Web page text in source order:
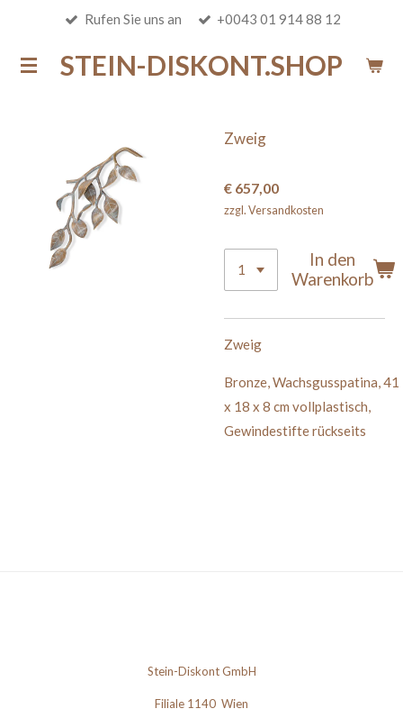
springenSTEIN-DISKONT.SHOP
Rufen Sie uns an +0043 01 914 88 12
Zweig
€ 657,00
zzgl. Versandkosten
In den
Warenkorb
Zweig
Bronze,Wachsgusspatina,41
x 18 x 8 cm vollplastisch,
Gewindestifte rückseits
Stein-Diskont GmbH
Filiale 1140 Wien